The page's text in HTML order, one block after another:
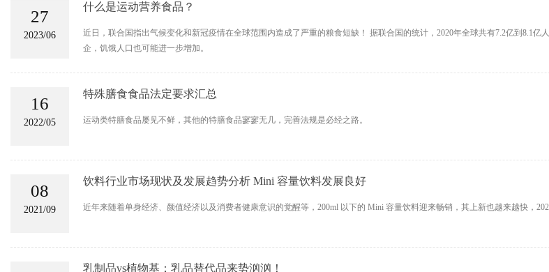
27
2023/06
什么是运动营养食品？
近日，联合国指出气候变化和新冠疫情在全球范围内造成了严重的粮食短缺！ 据联合国的统计，2020年全球共有7.2亿到8.1
企，饥饿人口也可能进一步增加。
16
2022/05
特殊膳食食品法定要求汇总
运动类特膳食品屡见不鲜，其他的特膳食品寥寥无几，完善法规是必经之路。
08
2021/09
饮料行业市场现状及发展趋势分析 Mini 容量饮料发展良好
近年来随着单身经济、颜值经济以及消费者健康意识的觉醒等，200ml 以下的 Mini 容量饮料迎来畅销，其上新也越来越快，
乳制品vs植物基：乳品替代品来势汹汹！